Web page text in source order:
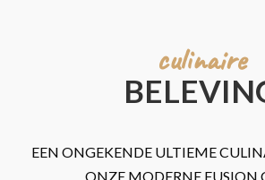
culinaire
EEN ONGEKENDE ULTIEME
ONZE MODERNE FUSION